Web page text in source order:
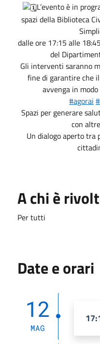
L’evento è in
spazi della Biblioteca
dalle ore 17:15 alle
del
Gli interventi saranno
fine di garantire che
avvenga in
#agorai
Spazi per generare
con
Un dialogo aperto
A chi è
Per tutti
Date e orari
12
MAG